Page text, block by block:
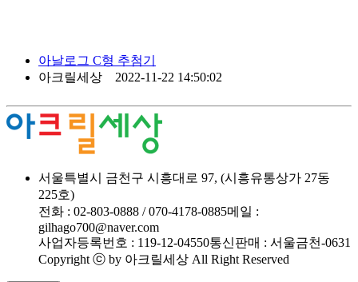
아날로그 C형 추첨기
아크릴세상 2022-11-22 14:50:02
서울특별시 금천구 시흥대로 97, (시흥유통상가 27동
225호)
전화 : 02-803-0888 / 070-4178-0885메일 :
gilhago700@naver.com
사업자등록번호 : 119-12-04550통신판매 : 서울금천-0631
Copyright ⓒ by 아크릴세상 All Right Reserved